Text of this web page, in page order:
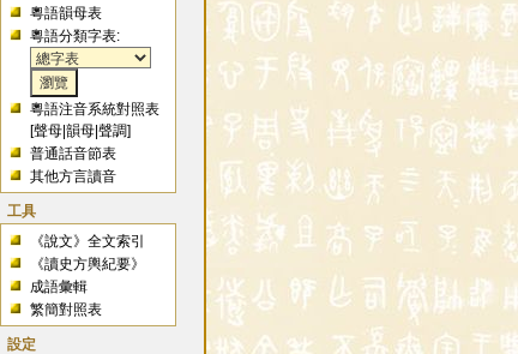
粵語韻母表
粵語分類字表:
粵語注音系統對照表
[聲母 |韻母 |聲調]
普通話音節表
其他方言讀音
工具
《說文》全文索引
《讀史方輿紀要》
成語彙輯
繁簡對照表
設定